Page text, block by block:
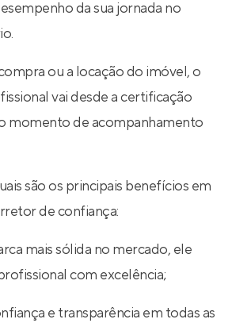
da sua jornada no
ou a locação do imóvel, o
vai desde a certificação
momento de acompanhamento
são os principais benefícios em
de confiança:
mais sólida no mercado, ele
com excelência;
e transparência em todas as